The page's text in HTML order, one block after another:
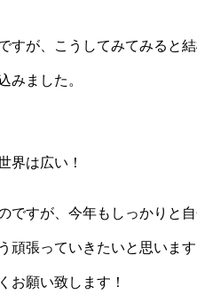
すが、こうしてみてみると
みました。
界は広い！
ですが、今年もしっかりと
頑張っていきたいと思います
お願い致します！